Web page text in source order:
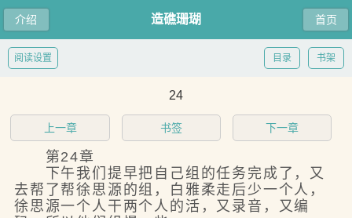
介绍 首页
造礁珊瑚
书架
目录
阅读设置
24
上一章 书签 下一章
第24章
下午我们提早把自己组的任务完成了，又
去帮了帮徐思源的组，白雅柔走后少一个人，
徐思源一个人干两个人的活，又录音，又编